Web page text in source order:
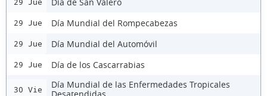
29 Jue
29 Jue Día Mundial del Rompecabezas
29 Jue Día Mundial del Automóvil
29 Jue Día de los Cascarrabias
30 Vie
Día Mundial de las Enfermedades Tropicales